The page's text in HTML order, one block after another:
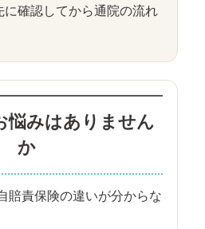
に確認してから通院の流れ
悩みはありません
か
賠責保険の違いが分からな